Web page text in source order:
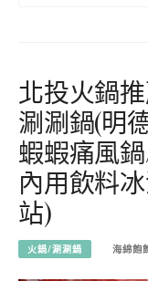
北投火鍋
涮涮鍋(明
蝦蝦痛風
內用飲料
站)
火鍋/涮涮鍋 海綿飽